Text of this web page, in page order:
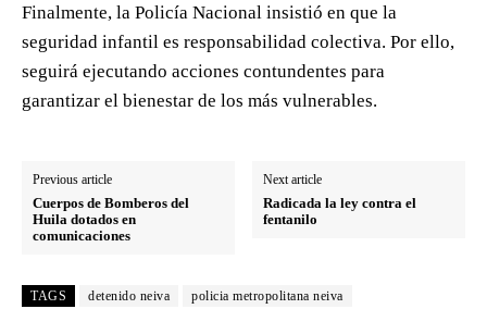
Finalmente, la Policía Nacional insistió en que la
seguridad infantil es responsabilidad colectiva. Por ello,
seguirá ejecutando acciones contundentes para
garantizar el bienestar de los más vulnerables.
Previous article
Cuerpos de Bomberos del
Huila dotados en
comunicaciones
Next article
Radicada la ley contra el
fentanilo
TAGS detenido neiva policia metropolitana neiva